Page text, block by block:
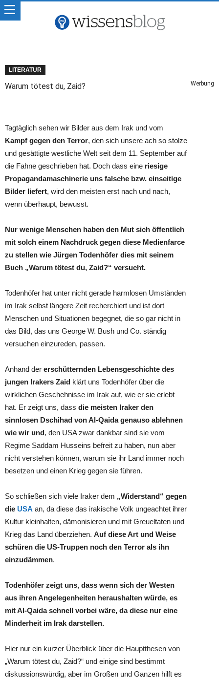
LITERATUR
Warum tötest du, Zaid? Werbung
Tagtäglich sehen wir Bilder aus dem Irak und vom
Kampf gegen den Terror, den sich unsere ach so stolze
und gesättigte westliche Welt seit dem 11. September auf
die Fahne geschrieben hat. Doch dass eine riesige
Propagandamaschinerie uns falsche bzw. einseitige
Bilder liefert, wird den meisten erst nach und nach,
wenn überhaupt, bewusst.
Nur wenige Menschen haben den Mut sich öffentlich
mit solch einem Nachdruck gegen diese Medienfarce
zu stellen wie Jürgen Todenhöfer dies mit seinem
Buch „Warum tötest du, Zaid?“ versucht.
Todenhöfer hat unter nicht gerade harmlosen Umständen
im Irak selbst längere Zeit recherchiert und ist dort
Menschen und Situationen begegnet, die so gar nicht in
das Bild, das uns George W. Bush und Co. ständig
versuchen einzureden, passen.
Anhand der erschütternden Lebensgeschichte des
jungen Irakers Zaid klärt uns Todenhöfer über die
wirklichen Geschehnisse im Irak auf, wie er sie erlebt
hat. Er zeigt uns, dass die meisten Iraker den
sinnlosen Dschihad von Al-Qaida genauso ablehnen
wie wir und, den USA zwar dankbar sind sie vom
Regime Saddam Husseins befreit zu haben, nun aber
nicht verstehen können, warum sie ihr Land immer noch
besetzen und einen Krieg gegen sie führen.
So schließen sich viele Iraker dem „Widerstand“ gegen
die USA an, da diese das irakische Volk ungeachtet ihrer
Kultur kleinhalten, dämonisieren und mit Greueltaten und
Krieg das Land überziehen. Auf diese Art und Weise
schüren die US-Truppen noch den Terror als ihn
einzudämmen.
Todenhöfer zeigt uns, dass wenn sich der Westen
aus ihren Angelegenheiten heraushalten würde, es
mit Al-Qaida schnell vorbei wäre, da diese nur eine
Minderheit im Irak darstellen.
Hier nur ein kurzer Überblick über die Hauptthesen von
„Warum tötest du, Zaid?“ und einige sind bestimmt
diskussionswürdig, aber im Großen und Ganzen hilft es